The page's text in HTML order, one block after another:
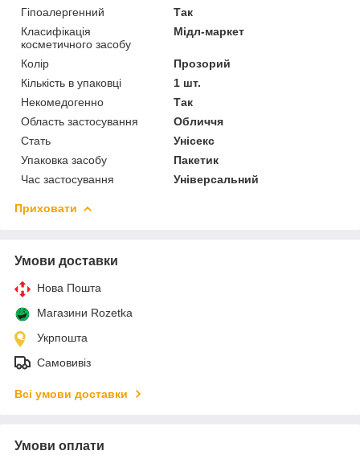
Гіпоалергенний
Так
Класифікація
косметичного засобу
Мідл-маркет
Колір
Прозорий
Кількість в упаковці
1 шт.
Некомедогенно
Так
Область застосування
Обличчя
Стать
Унісекс
Упаковка засобу
Пакетик
Час застосування
Універсальний
Приховати
Умови доставки
Нова Пошта
Магазини Rozetka
Укрпошта
Самовивіз
Всі умови доставки
Умови оплати